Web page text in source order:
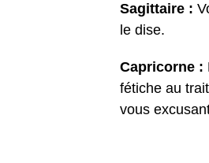
Sagittaire :
le dise.
Capricorne :
fétiche au
vous